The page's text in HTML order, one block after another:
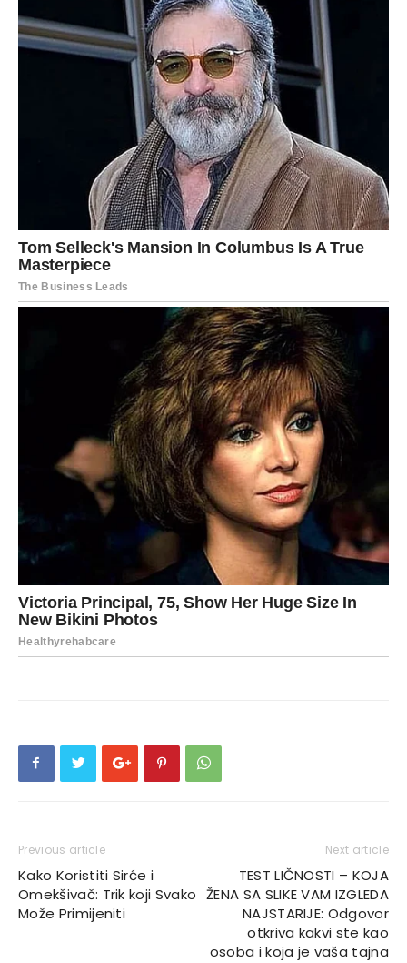
Previous article
Kako Koristiti Sirće i
Omekšivač: Trik koji Svako
Može Primijeniti
Next article
TEST LIČNOSTI – KOJA
ŽENA SA SLIKE VAM IZGLEDA
NAJSTARIJE: Odgovor
otkriva kakvi ste kao
osoba i koja je vaša tajna